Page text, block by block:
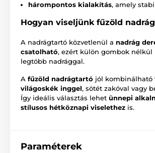
hárompontos kialakítás, amely
Hogyan viseljünk fűzöld
A nadrágtartó közvetlenül a nadrág
csatolható, ezért külön gombok nélkül
legtöbb nadrággal.
A fűzöld nadrágtartó jól kombinálható
világoskék inggel, sötét zakóval vagy
Így ideális választás lehet ünnepi
stílusos hétköznapi viselethez is.
Paraméterek